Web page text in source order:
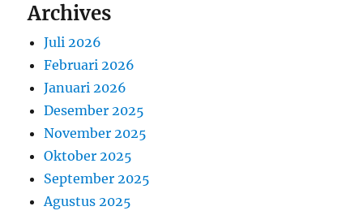
Archives
Juli 2026
Februari 2026
Januari 2026
Desember 2025
November 2025
Oktober 2025
September 2025
Agustus 2025